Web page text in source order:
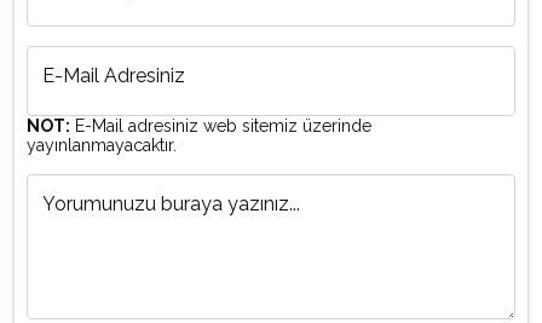
E-Mail Adresiniz
NOT: E-Mail adresiniz web sitemiz üzerinde
yayınlanmayacaktır.
Yorumunuzu buraya yazınız...